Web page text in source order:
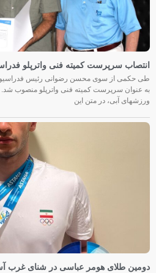
انتصاب سرپرست کمیته فنی واترپلو
طی حکمی از سوی محسن رضوانی رئیس
به عنوان سرپرست کمیته فنی واترپلو منصوب
ورزشهای آبی، در متن این
دومین طلای هومر عباسی در شنای غرب